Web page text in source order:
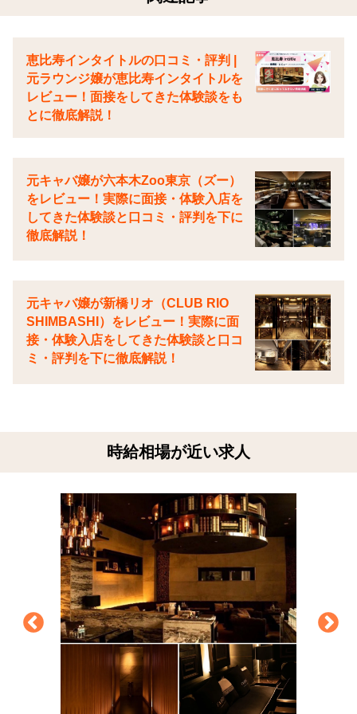
恵比寿インタイトルの口コミ・評判 |
元ラウンジ嬢が恵比寿インタイトルを
レビュー！面接をしてきた体験談をも
とに徹底解説！
元キャバ嬢が六本木Zoo東京（ズー）
をレビュー！実際に面接・体験入店を
してきた体験談と口コミ・評判を下に
徹底解説！
元キャバ嬢が新橋リオ（CLUB RIO
SHIMBASHI）をレビュー！実際に面
接・体験入店をしてきた体験談と口コ
ミ・評判を下に徹底解説！
時給相場が近い求人